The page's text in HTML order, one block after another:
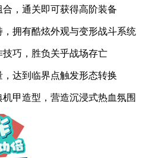
，通关即可获得高阶装备
拥有酷炫外观与变形战斗系统
巧，胜负关乎战场存亡
达到临界点触发形态转换
甲造型，营造沉浸式热血氛围